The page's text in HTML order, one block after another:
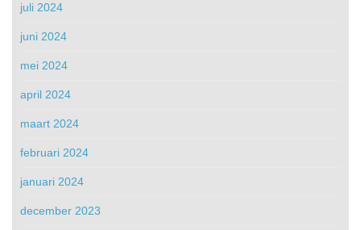
juli 2024
juni 2024
mei 2024
april 2024
maart 2024
februari 2024
januari 2024
december 2023